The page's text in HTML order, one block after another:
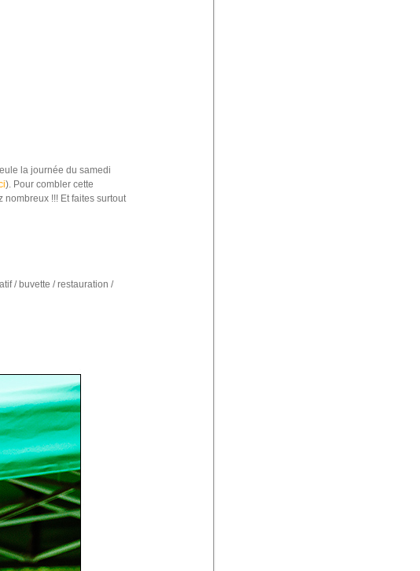
la journée du samedi
). Pour combler cette
!!! Et faites surtout
/ buvette / restauration /